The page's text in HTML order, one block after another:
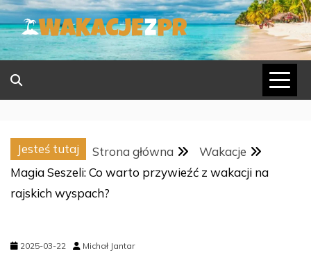
Skip
to
content
Jesteś tutaj Strona główna
Wakacje
Magia Seszeli: Co warto przywieźć z wakacji na
rajskich wyspach?
2025-03-22 Michał Jantar